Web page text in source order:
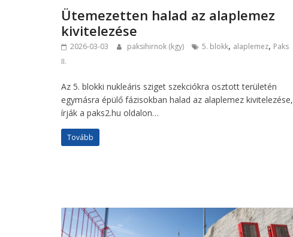
Ütemezetten halad az alaplemez
kivitelezése
2026-03-03 paksihirnok (kgy) 5. blokk, alaplemez, Paks
II.
Az 5. blokki nukleáris sziget szekciókra osztott területén
egymásra épülő fázisokban halad az alaplemez kivitelezése,
írják a paks2.hu oldalon…
Tovább